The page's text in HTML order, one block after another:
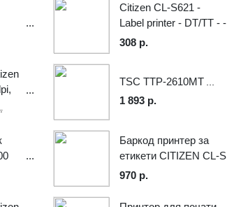
Citizen CL-S621 -
Label printer - DT/TT - -
203 dpi - up to 359.1
308 р.
TSC TTP-2610MT
1 893 р.
Баркод принтер за
етикети CITIZEN CL-S
631
970 р.